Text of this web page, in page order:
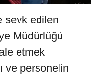
sevk edilen
Müdürlüğü
etmek
ve personelin